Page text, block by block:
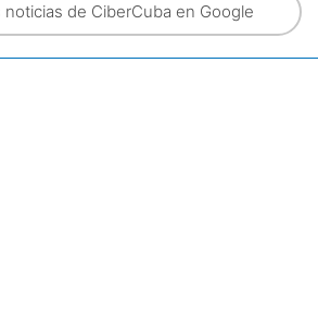
noticias de CiberCuba en Google